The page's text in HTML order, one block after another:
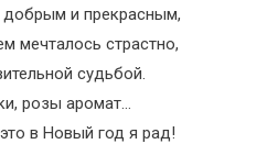
добрым и прекрасным,
мечталось страстно,
судьбой.
розы аромат…
в Новый год я рад!